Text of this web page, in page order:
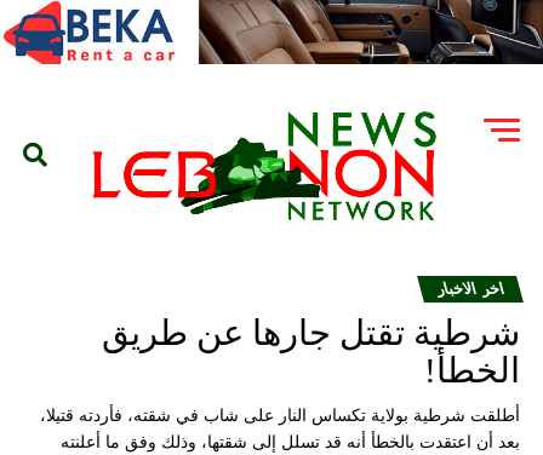
اخر الاخبار
شرطية تقتل جارها عن طريق
الخطأ!
أطلقت شرطية بولاية تكساس النار على شاب في شقته، فأردته قتيلا،
بعد أن اعتقدت بالخطأ أنه قد تسلل إلى شقتها، وذلك وفق ما أعلنته